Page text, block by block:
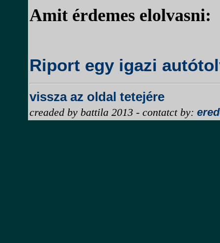
Amit érdemes elolvasni:
Riport egy igazi
vissza az oldal tetejére
creaded by battila 2013 - contatct by: